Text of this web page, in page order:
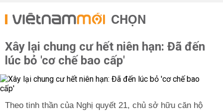
CHỌN
Xây lại chung cư hết niên hạn: Đã đến
lúc bỏ 'cơ chế bao cấp'
Theo tinh thần của Nghị quyết 21, chủ sở hữu căn hộ